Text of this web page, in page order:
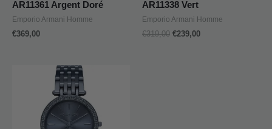
AR11361 Argent Doré
Emporio Armani Homme
€369,00
AR11338 Vert
Emporio Armani Homme
€319,00 €239,00